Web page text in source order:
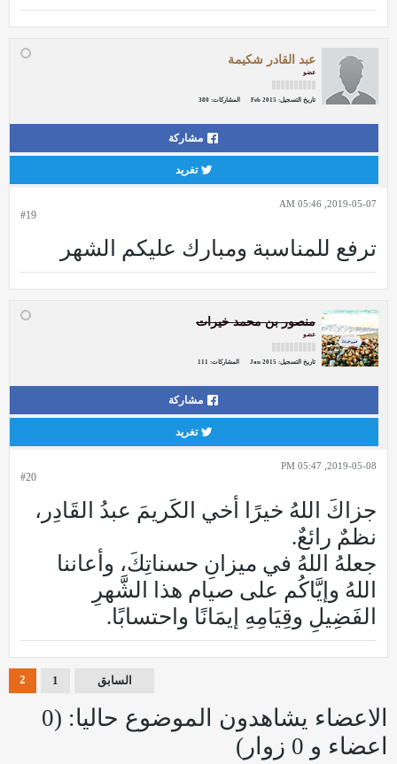
عبد القادر شكيمة
عضو
تاريخ التسجيل: Feb 2015 المشاركات: 380
مشاركة
تغريد
#19
2019-05-07, 05:46 AM
ترفع للمناسبة ومبارك عليكم الشهر
منصور بن محمد خيرات
عضو
تاريخ التسجيل: Jan 2015 المشاركات: 111
مشاركة
تغريد
#20
2019-05-08, 05:47 PM
جزاكَ اللهُ خيرًا أخي الكَريمَ عبدُ القَادِر،
نظمٌ رائعٌ.
جعلهُ اللهُ في ميزانِ حسناتِكَ، وأعاننا
اللهُ وإيَّاكُم على صيام هذا الشَّهرِ
الفَضِيلِ وقِيَامِهِ إيمَانًا واحتسابًا.
السابق 1
2
الاعضاء يشاهدون الموضوع حاليا: (0
اعضاء و 0 زوار)